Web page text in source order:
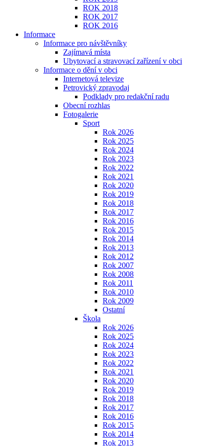
ROK 2018
ROK 2017
ROK 2016
Informace
Informace pro návštěvníky
Zajímavá místa
Ubytovací a stravovací zařízení v obci
Informace o dění v obci
Internetová televize
Petrovický zpravodaj
Podklady pro redakční radu
Obecní rozhlas
Fotogalerie
Sport
Rok 2026
Rok 2025
Rok 2024
Rok 2023
Rok 2022
Rok 2021
Rok 2020
Rok 2019
Rok 2018
Rok 2017
Rok 2016
Rok 2015
Rok 2014
Rok 2013
Rok 2012
Rok 2007
Rok 2008
Rok 2011
Rok 2010
Rok 2009
Ostatní
Škola
Rok 2026
Rok 2025
Rok 2024
Rok 2023
Rok 2022
Rok 2021
Rok 2020
Rok 2019
Rok 2018
Rok 2017
Rok 2016
Rok 2015
Rok 2014
Rok 2013